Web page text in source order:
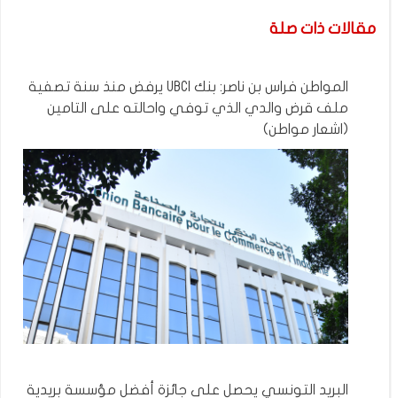
مقالات ذات صلة
المواطن فراس بن ناصر: بنك UBCI يرفض منذ سنة تصفية
ملف قرض والدي الذي توفي واحالته على التامين
(اشعار مواطن)
البريد التونسي يحصل على جائزة أفضل مؤسسة بريدية